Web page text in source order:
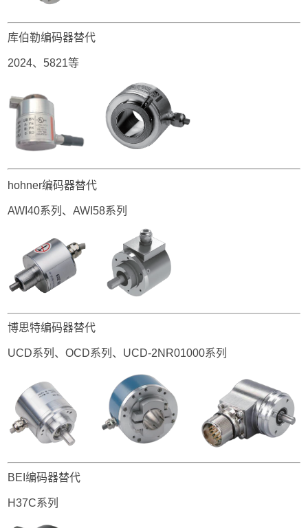
库伯勒编码器替代
2024、5821等
hohner编码器替代
AWI40系列、AWI58系列
博思特编码器替代
UCD系列、OCD系列、UCD-2NR01000系列
BEI编码器替代
H37C系列